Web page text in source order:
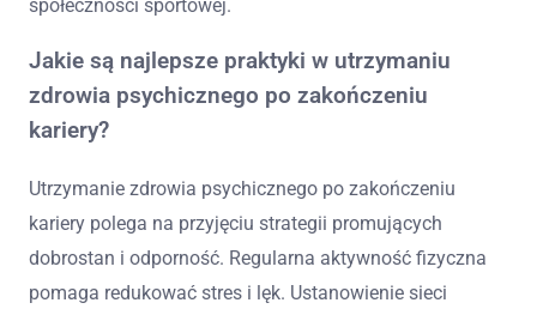
społeczności sportowej.
Jakie są najlepsze praktyki w utrzymaniu
zdrowia psychicznego po zakończeniu
kariery?
Utrzymanie zdrowia psychicznego po zakończeniu
kariery polega na przyjęciu strategii promujących
dobrostan i odporność. Regularna aktywność fizyczna
pomaga redukować stres i lęk. Ustanowienie sieci